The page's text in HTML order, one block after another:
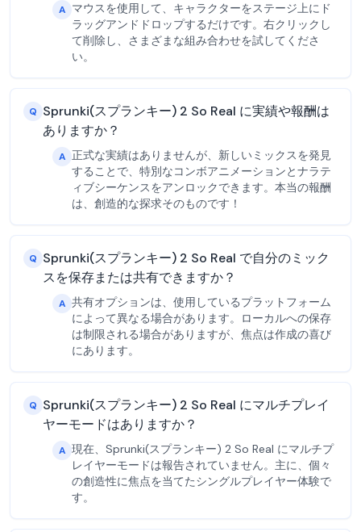
A マウスを使用して、キャラクターをステージ上にド
ラッグアンドドロップするだけです。右クリックし
て削除し、さまざまな組み合わせを試してくださ
い。
Q Sprunki(スプランキー) 2 So Real に実績や報酬は
ありますか？
A 正式な実績はありませんが、新しいミックスを発見
することで、特別なコンボアニメーションとナラテ
ィブシーケンスをアンロックできます。本当の報酬
は、創造的な探求そのものです！
Q Sprunki(スプランキー) 2 So Real で自分のミック
スを保存または共有できますか？
A 共有オプションは、使用しているプラットフォーム
によって異なる場合があります。ローカルへの保存
は制限される場合がありますが、焦点は作成の喜び
にあります。
Q Sprunki(スプランキー) 2 So Real にマルチプレイ
ヤーモードはありますか？
A 現在、Sprunki(スプランキー) 2 So Real にマルチプ
レイヤーモードは報告されていません。主に、個々
の創造性に焦点を当てたシングルプレイヤー体験で
す。